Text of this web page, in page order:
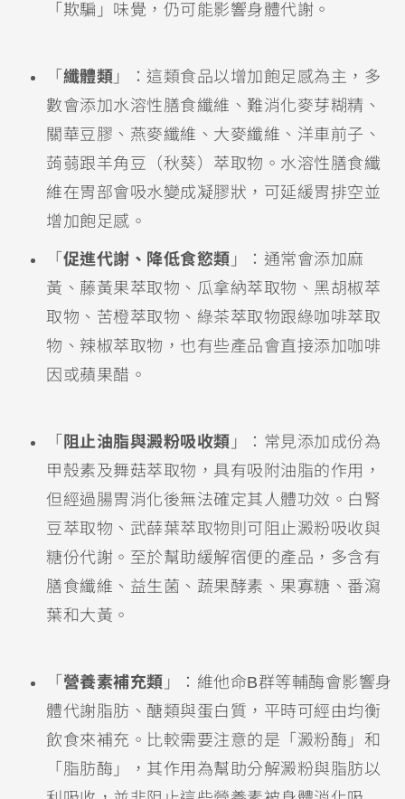
「欺騙」味覺，仍可能影響身體代謝。
「 纖體類 」：這類食品以增加飽足感為主，多
數會添加水溶性膳食纖維、難消化麥芽糊精、
關華豆膠、燕麥纖維、大麥纖維、洋車前子、
蒟蒻跟羊角豆（秋葵）萃取物。水溶性膳食纖
維在胃部會吸水變成凝膠狀，可延緩胃排空並
增加飽足感。
「 促進代謝、降低食慾類 」：通常會添加麻
黃、藤黃果萃取物、瓜拿納萃取物、黑胡椒萃
取物、苦橙萃取物、綠茶萃取物跟綠咖啡萃取
物、辣椒萃取物，也有些產品會直接添加咖啡
因或蘋果醋。
「 阻止油脂與澱粉吸收類 」：常見添加成份為
甲殼素及舞菇萃取物，具有吸附油脂的作用，
但經過腸胃消化後無法確定其人體功效。白腎
豆萃取物、武薛葉萃取物則可阻止澱粉吸收與
糖份代謝。至於幫助緩解宿便的產品，多含有
膳食纖維、益生菌、蔬果酵素、果寡糖、番瀉
葉和大黃。
「 營養素補充類 」：維他命B群等輔酶會影響身
體代謝脂肪、醣類與蛋白質，平時可經由均衡
飲食來補充。比較需要注意的是「澱粉酶」和
「脂肪酶」，其作用為幫助分解澱粉與脂肪以